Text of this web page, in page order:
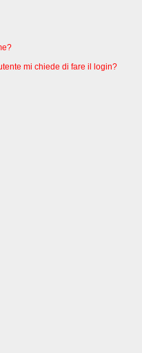
mi chiede di fare il login?